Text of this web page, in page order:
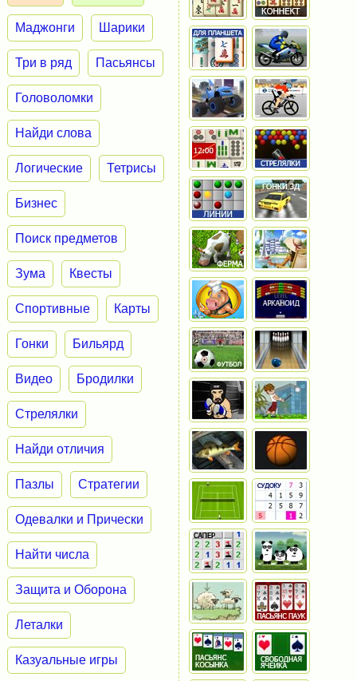
Маджонги Шарики
Три в ряд Пасьянсы
Головоломки
Найди слова
Логические Тетрисы
Бизнес
Поиск предметов
Зума Квесты
Спортивные Карты
Гонки Бильярд
Видео Бродилки
Стрелялки
Найди отличия
Пазлы Стратегии
Одевалки и Прически
Найти числа
Защита и Оборона
Леталки
Казуальные игры